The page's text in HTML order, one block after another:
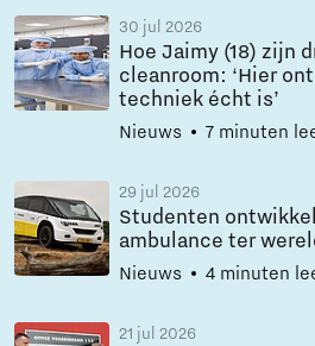
30 jul 2026
Hoe Jaimy (18) zijn
cleanroom: ‘Hier
techniek écht is’
Nieuws 7 minuten
29 jul 2026
Studenten
ambulance ter
Nieuws 4 minuten
21 jul 2026